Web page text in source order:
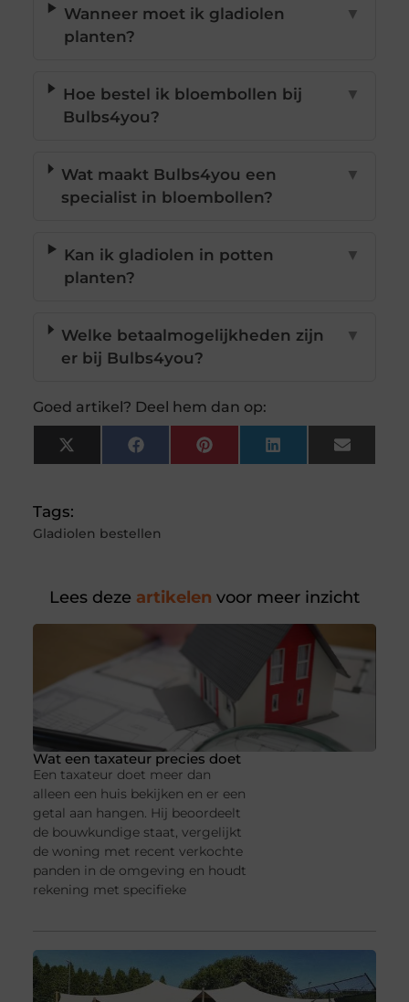
Wanneer moet ik gladiolen
planten?
▼
Hoe bestel ik bloembollen bij
Bulbs4you?
▼
Wat maakt Bulbs4you een
specialist in bloembollen?
▼
Kan ik gladiolen in potten
planten?
▼
Welke betaalmogelijkheden zijn
er bij Bulbs4you?
▼
Goed artikel? Deel hem dan op:
X
(Twitter)
FacebookPinterestLinkedInEmail
Tags:
Gladiolen bestellen
Lees deze artikelen voor meer inzicht
Wat een taxateur precies doet
Een taxateur doet meer dan
alleen een huis bekijken en er een
getal aan hangen. Hij beoordeelt
de bouwkundige staat, vergelijkt
de woning met recent verkochte
panden in de omgeving en houdt
rekening met specifieke